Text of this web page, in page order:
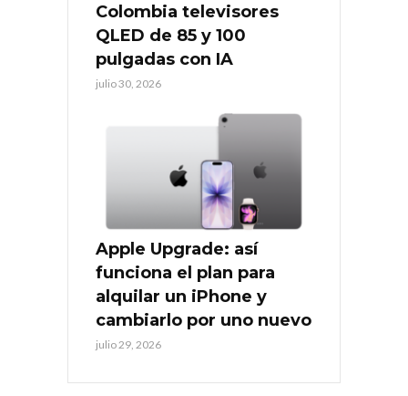
Colombia televisores
QLED de 85 y 100
pulgadas con IA
julio 30, 2026
Apple Upgrade: así
funciona el plan para
alquilar un iPhone y
cambiarlo por uno nuevo
julio 29, 2026